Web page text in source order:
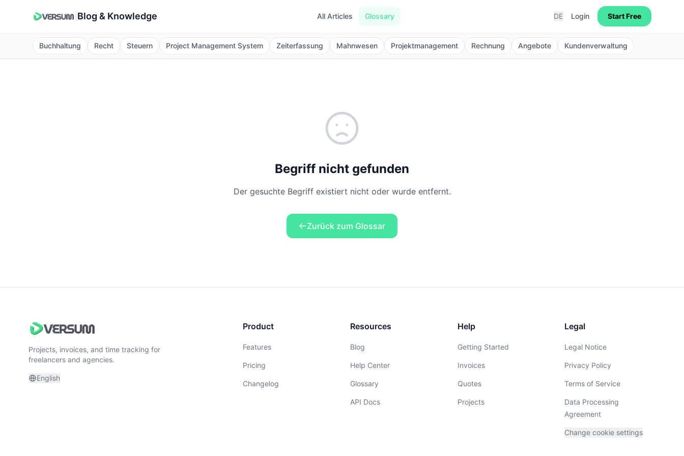
Blog & Knowledge All Articles Glossary DE Login Start Free
Buchhaltung Recht Steuern Project Management System Zeiterfassung Mahnwesen Projektmanagement Rechnung Angebote Kundenverwaltung
Begriff nicht gefunden
Der gesuchte Begriff existiert nicht oder wurde entfernt.
Zurück zum Glossar
Projects, invoices, and time tracking for
freelancers and agencies.
English
Product
Features
Pricing
Changelog
Resources
Blog
Help Center
Glossary
API Docs
Help
Getting Started
Invoices
Quotes
Projects
Legal
Legal Notice
Privacy Policy
Terms of Service
Data Processing
Agreement
Change cookie settings